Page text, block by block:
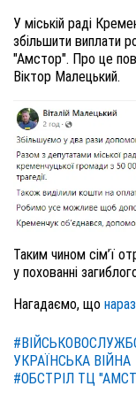
У міській раді
збільшити виплати
"Амстор". Про це
Віктор Малецький.
Таким чином сім’ї
у похованні
Нагадаємо, що
УКРАЇНСЬКА ВІЙНА
#ОБСТРІЛ ТЦ